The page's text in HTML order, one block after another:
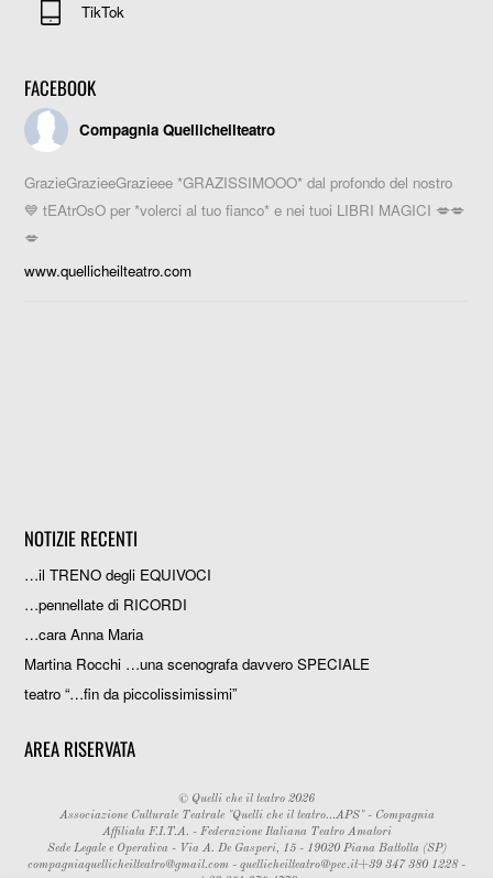
TikTok
FACEBOOK
Compagnia Quellicheilteatro
GrazieGrazieeGrazieee *GRAZISSIMOOO* dal profondo del nostro
💙 tEAtrOsO per *volerci al tuo fianco* e nei tuoi LIBRI MAGICI 💋💋
💋
www.quellicheilteatro.com
NOTIZIE RECENTI
…il TRENO degli EQUIVOCI
…pennellate di RICORDI
…cara Anna Maria
Martina Rocchi …una scenografa davvero SPECIALE
teatro “…fin da piccolissimissimi”
AREA RISERVATA
© Quelli che il teatro 2026
Associazione Culturale Teatrale "Quelli che il teatro...APS" - Compagnia
Affiliata F.I.T.A. - Federazione Italiana Teatro Amatori
Sede Legale e Operativa - Via A. De Gasperi, 15 - 19020 Piana Battolla (SP)
compagniaquellicheilteatro@gmail.com - quellicheilteatro@pec.it+39 347 380 1228 -